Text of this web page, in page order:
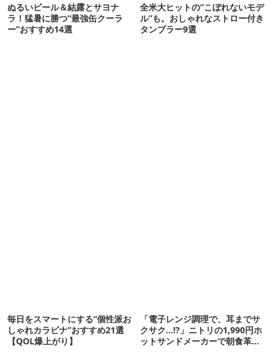
ぬるいビール＆結露とサヨナ
ラ！猛暑に勝つ“最強缶クーラ
ー”おすすめ14選
全米大ヒットの“こぼれないモデ
ル”も。おしゃれなストロー付き
タンブラー9選
毎日をスマートにする“個性派お
しゃれカラビナ”おすすめ21選
【QOL爆上がり】
「電子レンジ調理で、耳までサ
クサク…!?」ニトリの1,990円ホ
ットサンドメーカーで朝食革命